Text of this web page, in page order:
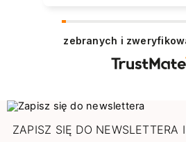
zebranych i
ZAPISZ SIĘ DO NEWSLETTERA